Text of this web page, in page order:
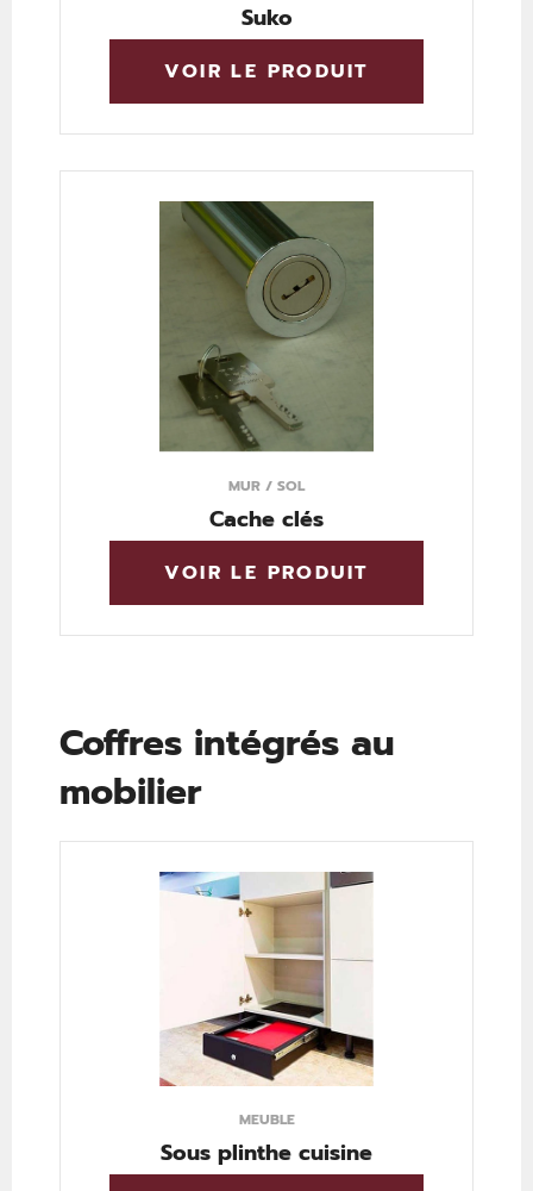
Suko
VOIR LE PRODUIT
MUR / SOL
Cache clés
VOIR LE PRODUIT
Coffres intégrés au
mobilier
MEUBLE
Sous plinthe cuisine